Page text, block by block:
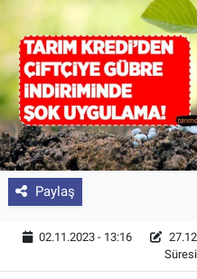
Paylaş
02.11.2023 - 13:16
Üretici Birlikleri
Şeker ve Şekerli
Tahıllar ve
Tohum